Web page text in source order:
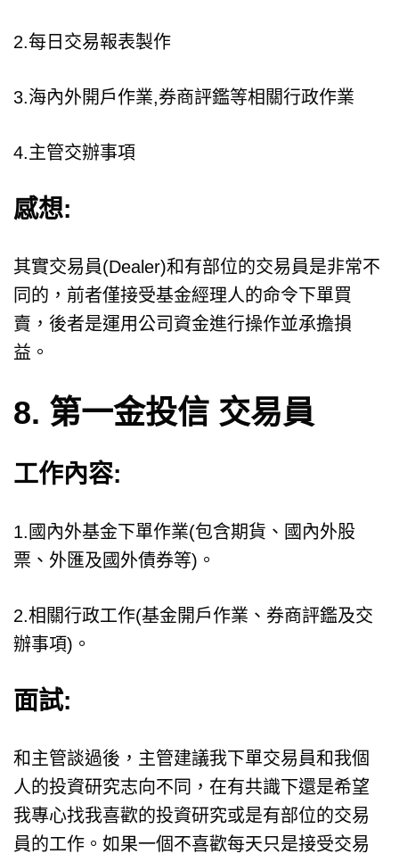
2.每日交易報表製作
3.海內外開戶作業,券商評鑑等相關行政作業
4.主管交辦事項
感想:
其實交易員(Dealer)和有部位的交易員是非常不
同的，前者僅接受基金經理人的命令下單買
賣，後者是運用公司資金進行操作並承擔損
益。
8. 第一金投信 交易員
工作內容:
1.國內外基金下單作業(包含期貨、國內外股
票、外匯及國外債券等)。
2.相關行政工作(基金開戶作業、券商評鑑及交
辦事項)。
面試:
和主管談過後，主管建議我下單交易員和我個
人的投資研究志向不同，在有共識下還是希望
我專心找我喜歡的投資研究或是有部位的交易
員的工作。如果一個不喜歡每天只是接受交易